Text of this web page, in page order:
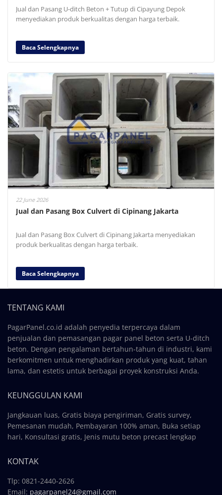
Jual dan Pasang U-ditch Beton + Tutup di Cipayung Depok
menyediakan produk berkualitas dengan harga terbaik.
Baca Selengkapnya
22 June 2026
Jual dan Pasang Box Culvert di Cipinang Jakarta
Jual dan Pasang Box Culvert di Cipinang Jakarta menyediakan
produk berkualitas dengan harga terbaik.
Baca Selengkapnya
TENTANG KAMI
PagarPanel.co.id adalah penyedia terpercaya dalam
penjualan dan pemasangan pagar panel beton serta U-ditch
beton. Dengan pengalaman bertahun-tahun di industri, kami
berkomitmen untuk menghadirkan produk yang kuat, tahan
lama, dan estetis untuk berbagai proyek konstruksi Anda.
KEUNGGULAN KAMI
Jangkauan luas, Gratis biaya pengiriman, Gratis survey,
Pemesanan mudah, Pembayaran 100% aman, Buka setiap
hari, Konsultasi gratis, Jenis mutu beton precast lengkap
KONTAK
Tlp: 0821-2440-2626
Email: pagarpanel24@gmail.com